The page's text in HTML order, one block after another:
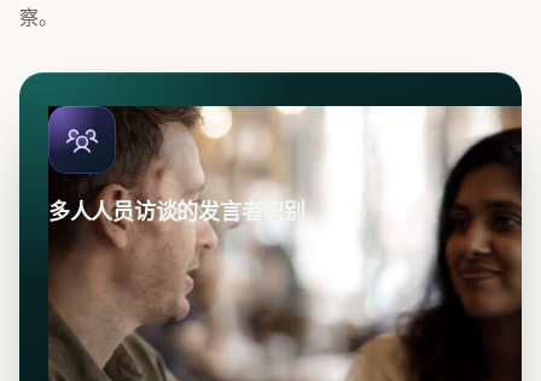
察。
多人人员访谈的发言者识别